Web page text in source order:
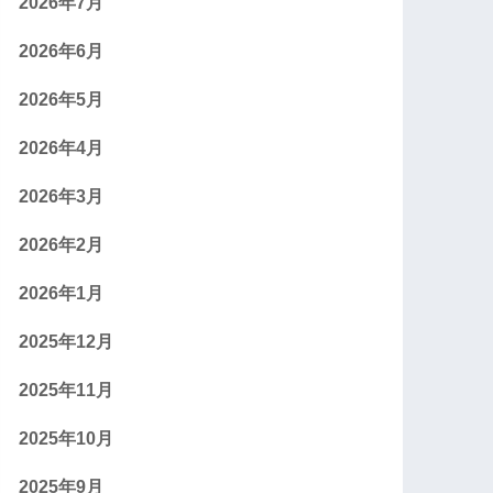
2026年6月
2026年5月
2026年4月
2026年3月
2026年2月
2026年1月
2025年12月
2025年11月
2025年10月
2025年9月